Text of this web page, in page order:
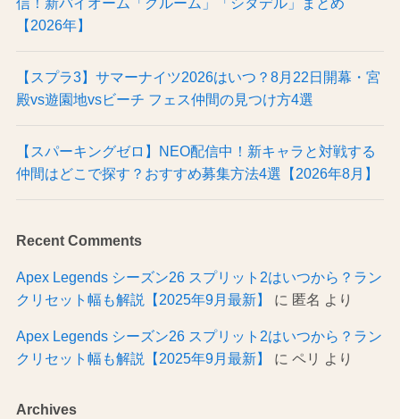
【2026年】
【スプラ3】サマーナイツ2026はいつ？8月22日開幕・宮
殿vs遊園地vsビーチ フェス仲間の見つけ方4選
【スパーキングゼロ】NEO配信中！新キャラと対戦する
仲間はどこで探す？おすすめ募集方法4選【2026年8月】
Recent Comments
Apex Legends シーズン26 スプリット2はいつから？ラン
クリセット幅も解説【2025年9月最新】
に 匿名 より
Apex Legends シーズン26 スプリット2はいつから？ラン
クリセット幅も解説【2025年9月最新】
に ペリ より
Archives